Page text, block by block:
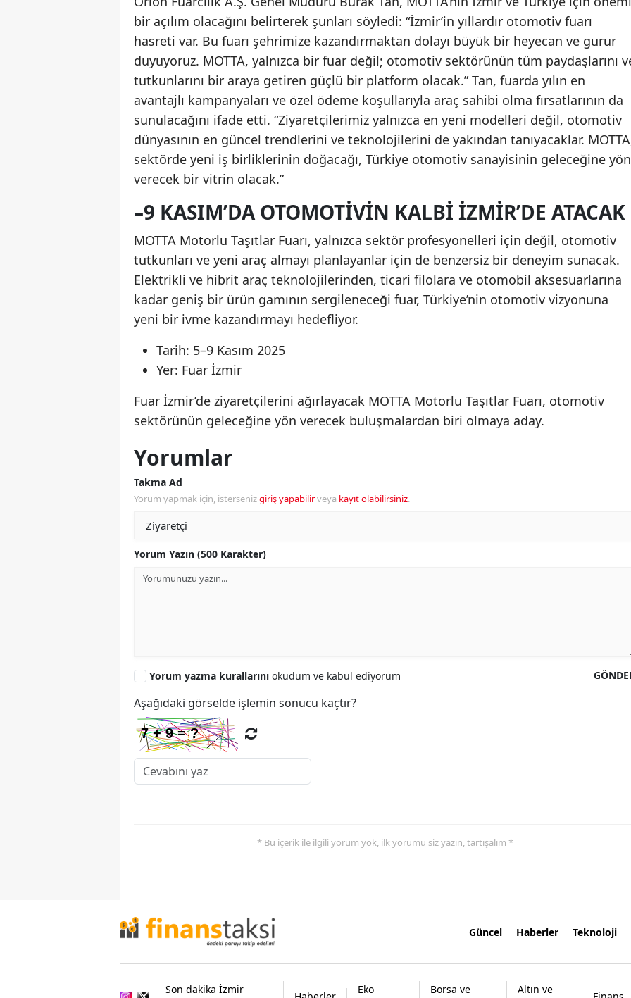
bir açılım olacağını belirterek şunları söyledi: “İzmir’in yıllardır otomotiv fuarı
hasreti var. Bu fuarı şehrimize kazandırmaktan dolayı büyük bir heyecan ve gurur
duyuyoruz. MOTTA, yalnızca bir fuar değil; otomotiv sektörünün tüm paydaşlarını
tutkunlarını bir araya getiren güçlü bir platform olacak.” Tan, fuarda yılın en
avantajlı kampanyaları ve özel ödeme koşullarıyla araç sahibi olma fırsatlarının da
sunulacağını ifade etti. “Ziyaretçilerimiz yalnızca en yeni modelleri değil, otomotiv
dünyasının en güncel trendlerini ve teknolojilerini de yakından tanıyacaklar.
sektörde yeni iş birliklerinin doğacağı, Türkiye otomotiv sanayisinin geleceğine yön
verecek bir vitrin olacak.”
–9 KASIM’DA OTOMOTIVIN KALBI İZMIR’DE ATACAK
MOTTA Motorlu Taşıtlar Fuarı, yalnızca sektör profesyonelleri için değil, otomotiv
tutkunları ve yeni araç almayı planlayanlar için de benzersiz bir deneyim sunacak.
Elektrikli ve hibrit araç teknolojilerinden, ticari filolara ve otomobil aksesuarlarına
kadar geniş bir ürün gamının sergileneceği fuar, Türkiye’nin otomotiv vizyonuna
yeni bir ivme kazandırmayı hedefliyor.
Tarih: 5–9 Kasım 2025
Yer: Fuar İzmir
Fuar İzmir’de ziyaretçilerini ağırlayacak MOTTA Motorlu Taşıtlar Fuarı, otomotiv
sektörünün geleceğine yön verecek buluşmalardan biri olmaya aday.
Yorumlar
Takma Ad
Yorum yapmak için, istersenizgiriş yapabilirveya kayıt olabilirsiniz.
Yorum Yazın (500 Karakter)
Yorum yazma kurallarını okudum ve kabul ediyorum
Aşağıdaki görselde işlemin sonucu kaçtır?
* Bu içerik ile ilgili yorum yok, ilk yorumu siz yazın, tartışalım *
Güncel Haberler Teknoloji
Son dakika İzmir
Eko
Borsa ve
Altın ve